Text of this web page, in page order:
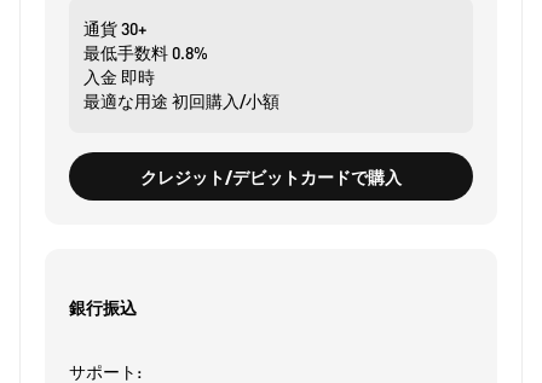
通貨30+
最低手数料0.8%
入金 即時
最適な用途 初回購入/小額
クレジット/デビットカードで購入
銀行振込
サポート: